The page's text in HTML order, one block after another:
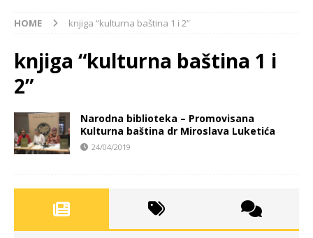
HOME knjiga “kulturna baština 1 i 2”
knjiga “kulturna baština 1 i
2”
Narodna biblioteka – Promovisana
Kulturna baština dr Miroslava Luketića
24/04/2019